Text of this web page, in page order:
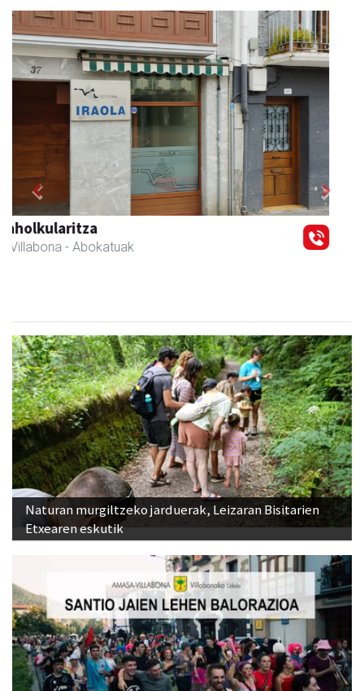
Akam espazioa
Amasa-Villabona - Arropa-dendak
Previous Next
Naturan murgiltzeko jarduerak, Leizaran Bisitarien
Etxearen eskutik